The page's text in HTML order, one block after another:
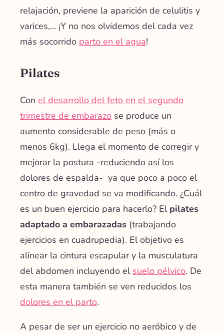
relajación, previene la aparición de celulitis y
varices,… ¡Y no nos olvidemos del cada vez
más socorrido parto en el agua!
Pilates
Con el desarrollo del feto en el segundo
trimestre de embarazo se produce un
aumento considerable de peso (más o
menos 6kg). Llega el momento de corregir y
mejorar la postura -reduciendo así los
dolores de espalda- ya que poco a poco el
centro de gravedad se va modificando. ¿Cuál
es un buen ejercicio para hacerlo? El pilates
adaptado a embarazadas (trabajando
ejercicios en cuadrupedia). El objetivo es
alinear la cintura escapular y la musculatura
del abdomen incluyendo el suelo pélvico. De
esta manera también se ven reducidos los
dolores en el parto.
A pesar de ser un ejercicio no aeróbico y de